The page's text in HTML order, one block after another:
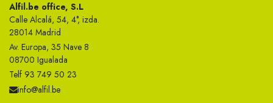
Alfil.be office, S.L
Calle Alcalá, 54, 4°, izda.
28014 Madrid
Av. Europa, 35 Nave 8
08700 Igualada
Telf 93 749 50 23
info@alfil.be